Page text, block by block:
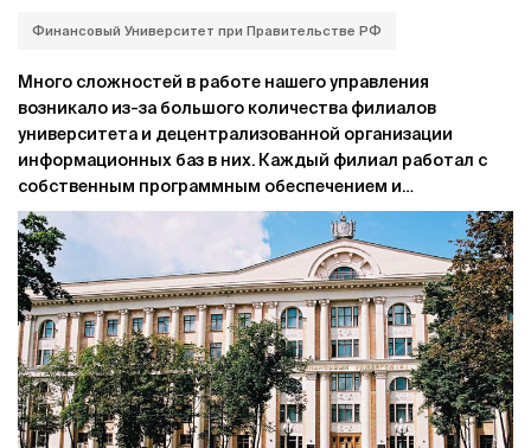
Финансовый Университет при Правительстве РФ
Много сложностей в работе нашего управления
возникало из-за большого количества филиалов
университета и децентрализованной организации
информационных баз в них. Каждый филиал работал с
собственным программным обеспечением и
собственной базой данных. Невозможно было получить
сводные отчеты, поскольку каждый филиал формировал
кадровую отчетность по-разному. Сложно было
осуществлять и контроль за работой удаленных
филиалов.